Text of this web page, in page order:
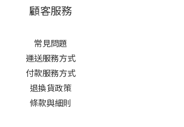
顧客服務
常見問題
運送服務方式
付款服務方式
退換貨政策
條款與細則